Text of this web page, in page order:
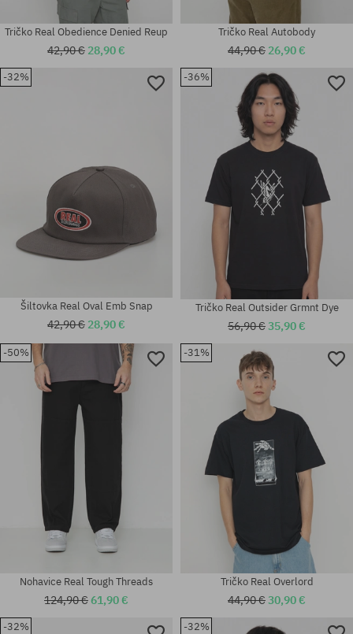
Dostupné veľkosti:
M; L; XL; XXL
Dostupné veľkosti:
M; L; XL
Tričko Real Obedience Denied Reup
42,90 € 28,90 €
Dostupné veľkosti:
Tričko Real Autobody
44,90 € 26,90 €
-32%
Šiltovka Real Oval Emb Snap
42,90 € 28,90 €
-36%
Tričko Real Outsider Grmnt Dye
56,90 €35,90 €
-50%
Nohavice Real Tough Threads
124,90 €61,90 €
-31%
Tričko Real Overlord
44,90 €30,90 €
-32% -32%